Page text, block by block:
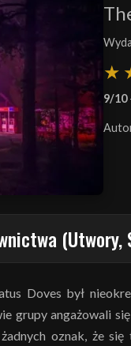
9/10
(Utwory,
Doves był
grupy angażowali
oznak, że